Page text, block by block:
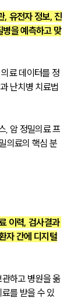
, 유전자 정보, 진
을 예측하고 맞
료 데이터를 정
난치병 치료법
, 암 정밀의료 프
의료의 핵심 분
이력, 검사결과
자 간에 디지털
하고 병원을 옮
를 받을 수 있